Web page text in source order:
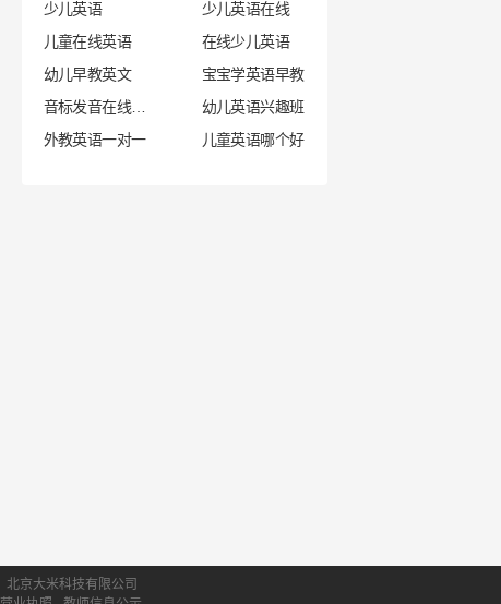
少儿英语
少儿英语在线
儿童在线英语
在线少儿英语
幼儿早教英文
宝宝学英语早教
幼儿英语兴趣班
外教英语一对一
儿童英语哪个好
北京大米科技有限公司